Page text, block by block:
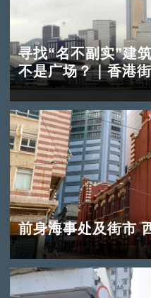
寻找“名不副实”建
不是广场？｜香港
前身海事处及街市